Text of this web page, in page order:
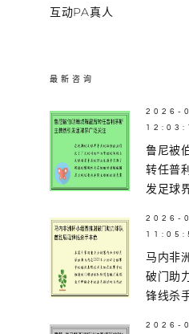
互动PA真人
最新咨询
2026-
鲁尼被
转任普
发足球
2026-
马内非
破门助
锋线杀
2026-